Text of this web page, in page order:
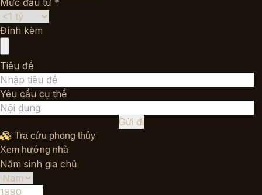
Mức đầu tư *
Đính kèm
Tiêu đề
Yêu cầu cụ thể
Gửi đi
Tra cứu phong thủy
Xem hướng nhà
Năm sinh gia chủ